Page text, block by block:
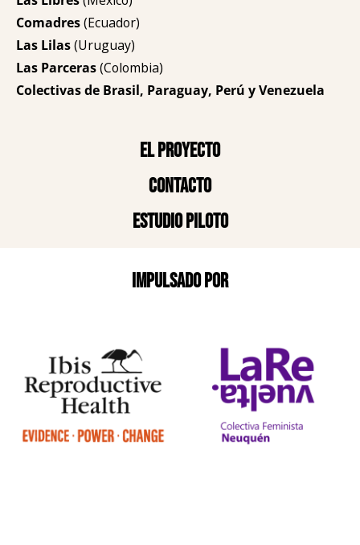
Comadres(Ecuador)
Las Lilas(Uruguay)
Las Parceras(Colombia)
Colectivas de Brasil, Paraguay, Perú y Venezuela
El proyecto
Contacto
Estudio piloto
Impulsado por